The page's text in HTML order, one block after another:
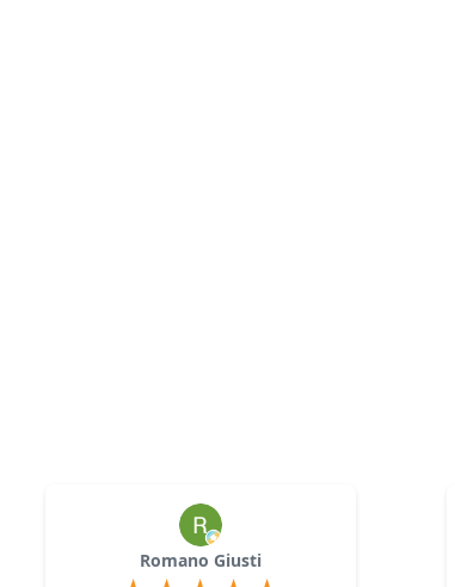
Romano Giusti